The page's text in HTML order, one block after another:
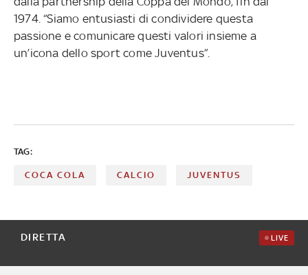
1974. “Siamo entusiasti di condividere questa
passione e comunicare questi valori insieme a
un’icona dello sport come Juventus”.
TAG:
COCA COLA CALCIO JUVENTUS
DIRETTA LIVE